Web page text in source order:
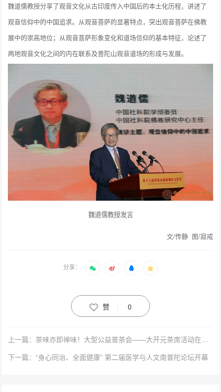
魏道儒教授分享了观音文化从古印度传入中国后的本土化历程，讲述了
观音信仰中的中国追求。从观音菩萨的显著特点，突出观音菩萨在佛教
展中的崇高地位；从观音菩萨形象变化和道场信仰的基本特征，论述了
两地观音文化之间的内在联系及普陀山观音道场的形成与发展。
魏道儒教授发言
文/传静 图/寂戒
分享：
赞 0
上一篇：茶味亦即禅味！大型公益普茶会——大开元茶席活动在邢台大开元寺举行
下一篇：“身心同治、全面健康” 第二届医学与人文南普陀论坛开幕